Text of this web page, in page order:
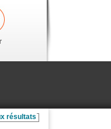
résultats